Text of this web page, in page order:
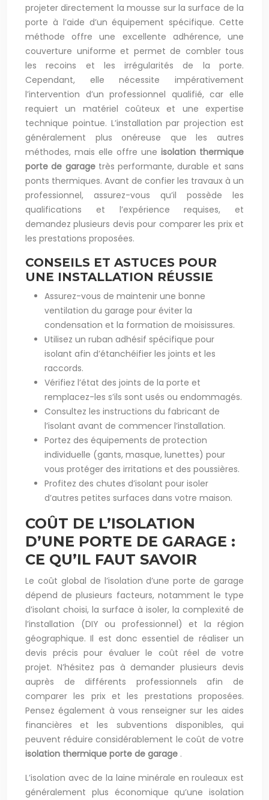
projeter directement la mousse sur la surface de la
porte à l’aide d’un équipement spécifique. Cette
méthode offre une excellente adhérence, une
couverture uniforme et permet de combler tous
les recoins et les irrégularités de la porte.
Cependant, elle nécessite impérativement
l’intervention d’un professionnel qualifié, car elle
requiert un matériel coûteux et une expertise
technique pointue. L’installation par projection est
généralement plus onéreuse que les autres
méthodes, mais elle offre une isolation thermique
porte de garage très performante, durable et sans
ponts thermiques. Avant de confier les travaux à un
professionnel, assurez-vous qu’il possède les
qualifications et l’expérience requises, et
demandez plusieurs devis pour comparer les prix et
les prestations proposées.
CONSEILS ET ASTUCES POUR
UNE INSTALLATION RÉUSSIE
Assurez-vous de maintenir une bonne
ventilation du garage pour éviter la
condensation et la formation de moisissures.
Utilisez un ruban adhésif spécifique pour
isolant afin d’étanchéifier les joints et les
raccords.
Vérifiez l’état des joints de la porte et
remplacez-les s’ils sont usés ou endommagés.
Consultez les instructions du fabricant de
l’isolant avant de commencer l’installation.
Portez des équipements de protection
individuelle (gants, masque, lunettes) pour
vous protéger des irritations et des poussières.
Profitez des chutes d’isolant pour isoler
d’autres petites surfaces dans votre maison.
COÛT DE L’ISOLATION
D’UNE PORTE DE GARAGE :
CE QU’IL FAUT SAVOIR
Le coût global de l’isolation d’une porte de garage
dépend de plusieurs facteurs, notamment le type
d’isolant choisi, la surface à isoler, la complexité de
l’installation (DIY ou professionnel) et la région
géographique. Il est donc essentiel de réaliser un
devis précis pour évaluer le coût réel de votre
projet. N’hésitez pas à demander plusieurs devis
auprès de différents professionnels afin de
comparer les prix et les prestations proposées.
Pensez également à vous renseigner sur les aides
financières et les subventions disponibles, qui
peuvent réduire considérablement le coût de votre
isolation thermique porte de garage .
L’isolation avec de la laine minérale en rouleaux est
généralement plus économique qu’une isolation